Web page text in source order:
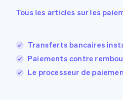
Tous les articles sur les
Transferts bancaires
Paiements contre
Le processeur de
Finlande
Gibraltar
English
Grèce
English